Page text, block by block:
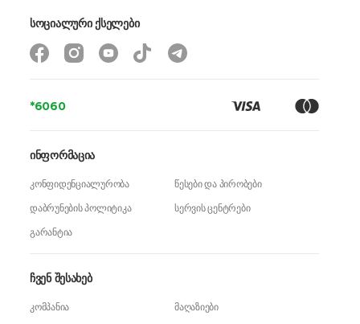
*6060
ჩვენ შესახებ
კომპანია მაღაზიები
ინფორმაცია
კონფიდენციალურობა
წესები და პირობები
დაბრუნების პოლიტიკა
სერვის ცენტრები
გარანტია
სოციალური ქსელები